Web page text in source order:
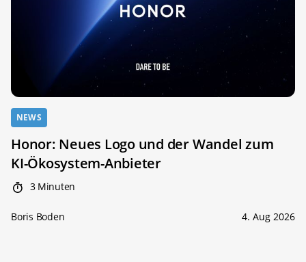
NEWS
Honor: Neues Logo und der Wandel zum
KI-Ökosystem-Anbieter
3 Minuten
Boris Boden 4. Aug 2026